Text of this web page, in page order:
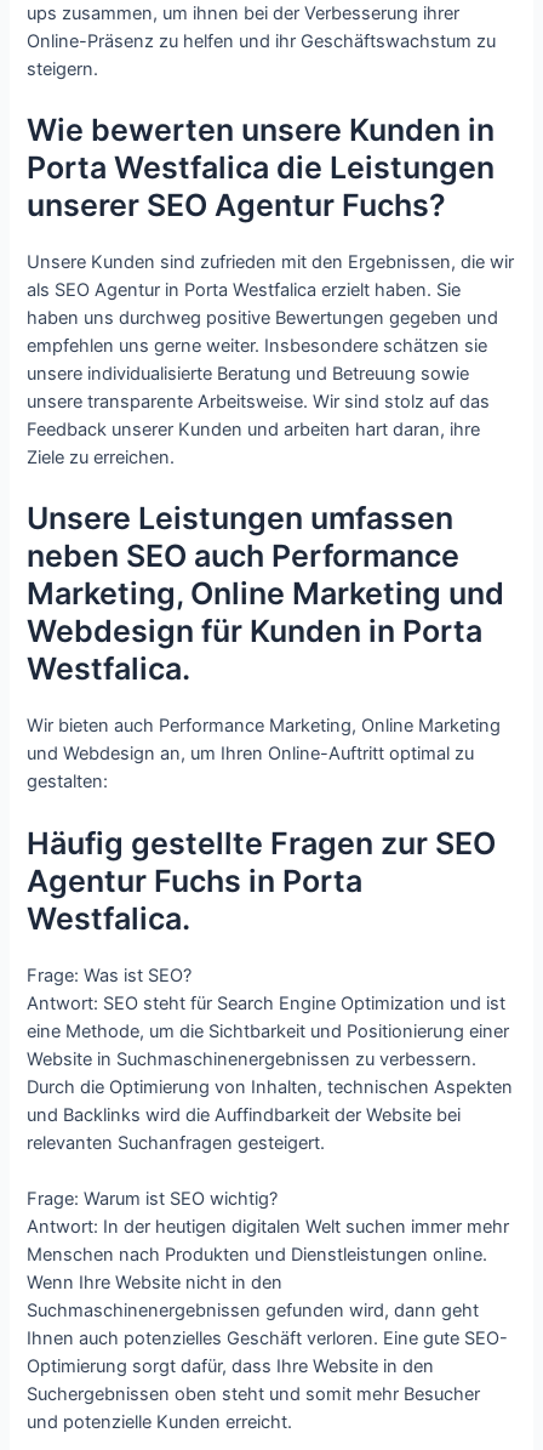
ups zusammen, um ihnen bei der Verbesserung ihrer
Online-Präsenz zu helfen und ihr Geschäftswachstum zu
steigern.
Wie bewerten unsere Kunden in
Porta Westfalica die Leistungen
unserer SEO Agentur Fuchs?
Unsere Kunden sind zufrieden mit den Ergebnissen, die wir
als SEO Agentur in Porta Westfalica erzielt haben. Sie
haben uns durchweg positive Bewertungen gegeben und
empfehlen uns gerne weiter. Insbesondere schätzen sie
unsere individualisierte Beratung und Betreuung sowie
unsere transparente Arbeitsweise. Wir sind stolz auf das
Feedback unserer Kunden und arbeiten hart daran, ihre
Ziele zu erreichen.
Unsere Leistungen umfassen
neben SEO auch Performance
Marketing, Online Marketing und
Webdesign für Kunden in Porta
Westfalica.
Wir bieten auch Performance Marketing, Online Marketing
und Webdesign an, um Ihren Online-Auftritt optimal zu
gestalten:
Häufig gestellte Fragen zur SEO
Agentur Fuchs in Porta
Westfalica.
Frage: Was ist SEO?
Antwort: SEO steht für Search Engine Optimization und ist
eine Methode, um die Sichtbarkeit und Positionierung einer
Website in Suchmaschinenergebnissen zu verbessern.
Durch die Optimierung von Inhalten, technischen Aspekten
und Backlinks wird die Auffindbarkeit der Website bei
relevanten Suchanfragen gesteigert.
Frage: Warum ist SEO wichtig?
Antwort: In der heutigen digitalen Welt suchen immer mehr
Menschen nach Produkten und Dienstleistungen online.
Wenn Ihre Website nicht in den
Suchmaschinenergebnissen gefunden wird, dann geht
Ihnen auch potenzielles Geschäft verloren. Eine gute SEO-
Optimierung sorgt dafür, dass Ihre Website in den
Suchergebnissen oben steht und somit mehr Besucher
und potenzielle Kunden erreicht.